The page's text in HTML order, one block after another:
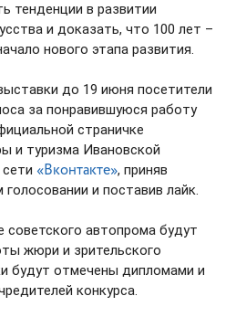
культуры»
получат по 1 млн
меры поддержки
подробнее
1из1Скачать фото
года во Владимирской
государственный
по специальности «Русский
«Северо-Западная
гражданской службы», по
и муниципальное
годы работала учителем
тенденции в развитии
и доказать, что 100 лет –
нового этапа развития.
до 19 июня посетители
за понравившуюся работу
страничке
и туризма Ивановской
«Вконтакте», приняв
голосовании и поставив лайк.
советского автопрома будут
жюри и зрительского
будут отмечены дипломами и
конкурса.